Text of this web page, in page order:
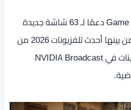
كما أضاف تعريف Game Ready دعمًا لـ 63 شاشة جديدة
متوافقة مع G-SYNC، من بينها أحدث تلفزيونات 2026 من
Samsung وLG، مع تحسينات في NVIDIA Broadcast